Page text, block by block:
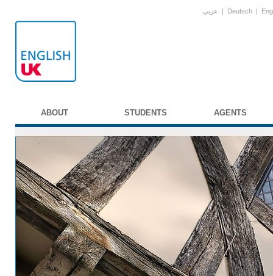
عربي | Deutsch |
ABOUT STUDENTS AGENTS